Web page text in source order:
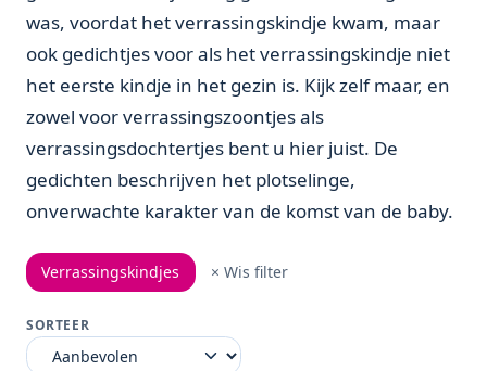
was, voordat het verrassingskindje kwam, maar
ook gedichtjes voor als het verrassingskindje niet
het eerste kindje in het gezin is. Kijk zelf maar, en
zowel voor verrassingszoontjes als
verrassingsdochtertjes bent u hier juist. De
gedichten beschrijven het plotselinge,
onverwachte karakter van de komst van de baby.
Verrassingskindjes × Wis filter
SORTEER